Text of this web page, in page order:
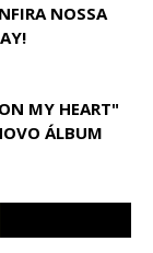
NOSSA
MY HEART"
ÁLBUM